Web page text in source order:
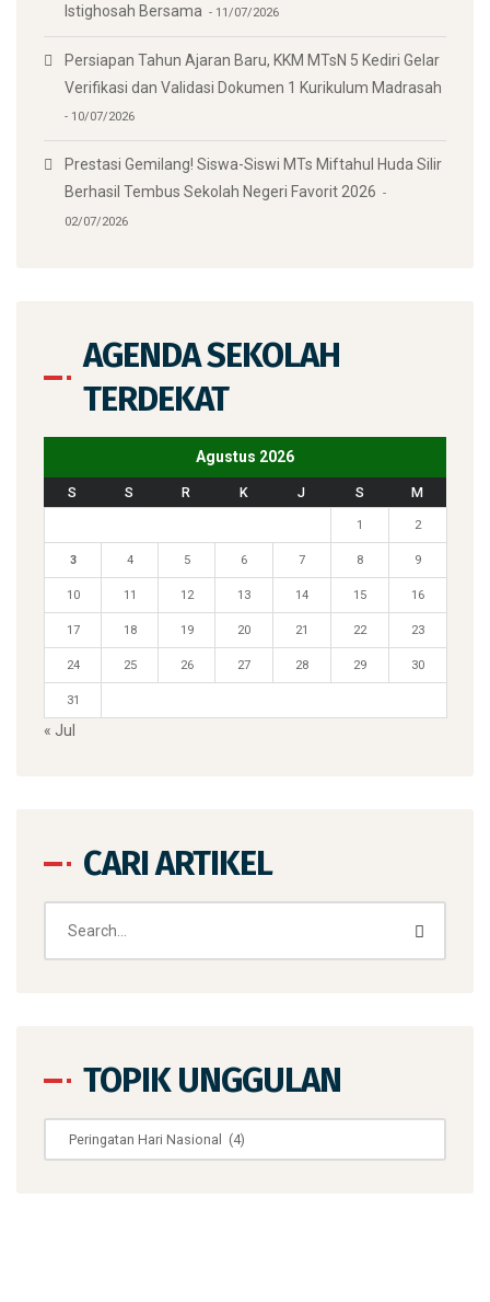
Istighosah Bersama
11/07/2026
Persiapan Tahun Ajaran Baru, KKM MTsN 5 Kediri Gelar
Verifikasi dan Validasi Dokumen 1 Kurikulum Madrasah
10/07/2026
Prestasi Gemilang! Siswa-Siswi MTs Miftahul Huda Silir
Berhasil Tembus Sekolah Negeri Favorit 2026
02/07/2026
AGENDA SEKOLAH
TERDEKAT
Agustus 2026
S S R K J S M
1 2
3 4 5 6 7 8 9
10 11 12 13 14 15 16
17 18 19 20 21 22 23
24 25 26 27 28 29 30
31
« Jul
CARI ARTIKEL
TOPIK UNGGULAN
Topik
Unggulan